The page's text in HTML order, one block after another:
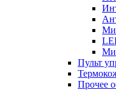
Пульт
Прочее